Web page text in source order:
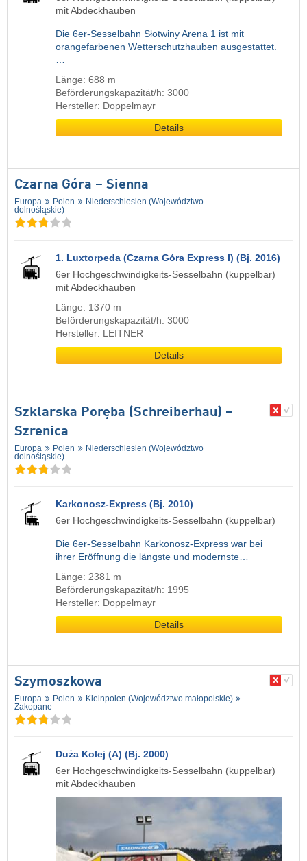
mit Abdeckhauben
Die 6er-Sesselbahn Słotwiny Arena 1 ist mit
orangefarbenen Wetterschutzhauben ausgestattet.
…
Länge: 688 m
Beförderungskapazität/h: 3000
Hersteller: Doppelmayr
Details
Czarna Góra – Sienna
Europa Polen
Niederschlesien (Województwo
dolnośląskie)
1. Luxtorpeda (Czarna Góra Express I) (Bj. 2016)
6er Hochgeschwindigkeits-Sesselbahn (kuppelbar)
mit Abdeckhauben
Länge: 1370 m
Beförderungskapazität/h: 3000
Hersteller: LEITNER
Details
Szklarska Poręba (Schreiberhau) –
Szrenica
Europa Polen
Niederschlesien (Województwo
dolnośląskie)
Karkonosz-Express (Bj. 2010)
6er Hochgeschwindigkeits-Sesselbahn (kuppelbar)
Die 6er-Sesselbahn Karkonosz-Express war bei
ihrer Eröffnung die längste und modernste…
Länge: 2381 m
Beförderungskapazität/h: 1995
Hersteller: Doppelmayr
Details
Szymoszkowa
Europa Polen
Kleinpolen (Województwo małopolskie)
Zakopane
Duża Kolej (A) (Bj. 2000)
6er Hochgeschwindigkeits-Sesselbahn (kuppelbar)
mit Abdeckhauben